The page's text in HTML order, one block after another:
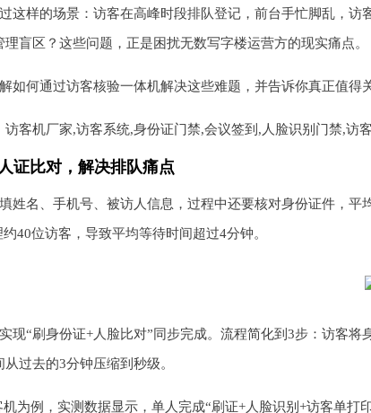
这样的场景：访客在高峰时段排队登记，前台手忙脚乱，
盲区？这些问题，正是困扰无数写字楼运营方的现实痛点。
如何通过访客核验一体机解决这些难题，并告诉你真正值得
证比对，解决排队痛点
姓名、手机号、被访人信息，过程中还要核对身份证件，
40位访客，导致平均等待时间超过4分钟。
现“刷身份证+人脸比对”同步完成。流程简化到3步：访客
过去的3分钟压缩到秒级。
为例，实测数据显示，单人完成“刷证+人脸识别+访客单